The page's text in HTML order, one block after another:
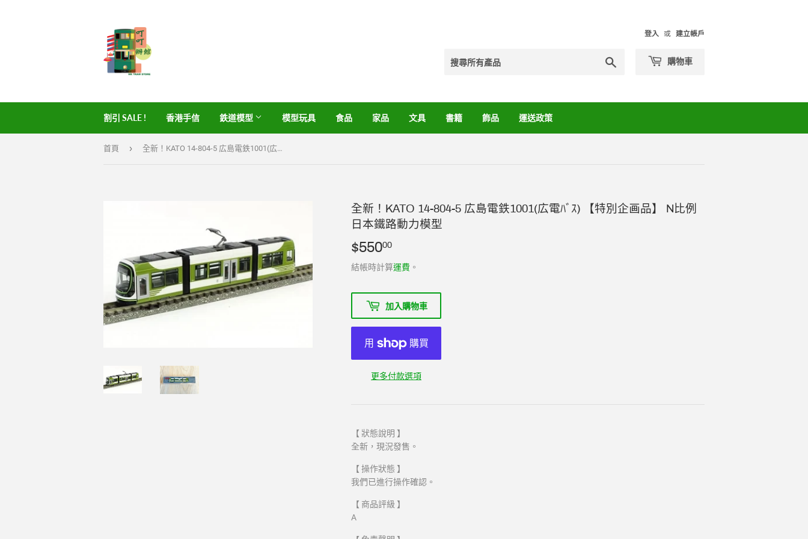
登入 或 建立帳戶
購物車
割引 SALE ! 香港手信 鉄道模型 模型玩具 食品 家品 文具 書籍 飾品 運送政策
首頁 › 全新！KATO 14-804-5 広島電鉄1001(広電ﾊﾞｽ) 【特別企画品】 N比例日本鐵路動力模型
全新！KATO 14-804-5 広島電鉄1001(広電ﾊﾞｽ) 【特別企画品】 N比例
日本鐵路動力模型
$55000
結帳時計算運費 。
加入購物車
更多付款選項
【 狀態說明 】
全新，現況發售。
【 操作狀態 】
我們已進行操作確認。
【 商品評級 】
A